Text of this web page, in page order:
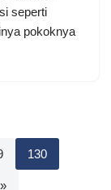
seperti
pokoknya
130